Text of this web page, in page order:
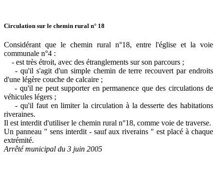
Circulation sur le chemin rural n° 18
Considérant que le chemin rural n°18, entre l'église et la voie
communale n°4 :
- est très étroit, avec des étranglements sur son parcours ;
- qu'il s'agit d'un simple chemin de terre recouvert par endroits
d'une légère couche de calcaire ;
- qu'il ne peut supporter en permanence que des circulations de
véhicules légers ;
- qu'il faut en limiter la circulation à la desserte des habitations
riveraines.
Il est interdit d'utiliser le chemin rural n°18, comme voie de traverse.
Un panneau " sens interdit - sauf aux riverains " est placé à chaque
extrémité.
Arrêté municipal du 3 juin 2005